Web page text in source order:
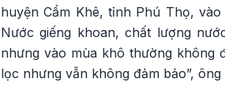
huyện Cẩm Khê, tỉnh Phú Thọ,
Nước giếng khoan, chất lượng
nhưng vào mùa khô thường không
lọc nhưng vẫn không đảm bảo”,